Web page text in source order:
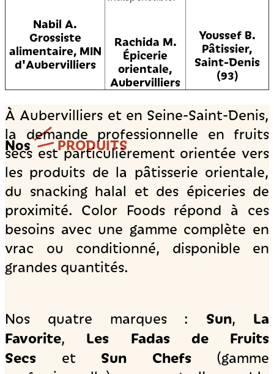
Nabil A.
Grossiste
alimentaire, MIN
d'Aubervilliers
Rachida M.
Épicerie
orientale,
Aubervilliers
Youssef B.
Pâtissier,
Saint-Denis
(93)
Nos PRODUITS
À Aubervilliers et en Seine-Saint-Denis,
la demande professionnelle en fruits
secs est particulièrement orientée vers
les produits de la pâtisserie orientale,
du snacking halal et des épiceries de
proximité. Color Foods répond à ces
besoins avec une gamme complète en
vrac ou conditionné, disponible en
grandes quantités.
Nos quatre marques : Sun, La
Favorite, Les Fadas de Fruits
Secs et Sun Chefs(gamme